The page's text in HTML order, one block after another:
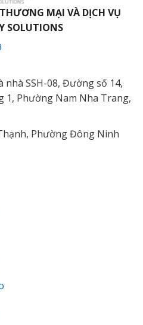
MẠI VÀ DỊCH VỤ
SOLUTIONS
nhà SSH-08, Đường số 14,
1, Phường Nam Nha Trang,
Phường Đông Ninh